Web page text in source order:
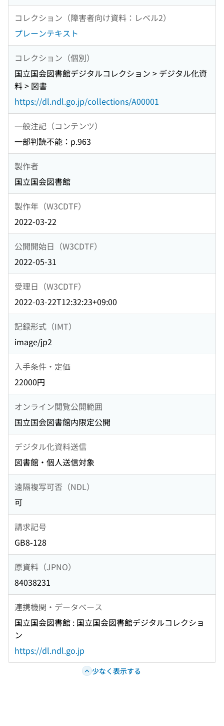
コレクション（障害者向け資料：レベル2）
プレーンテキスト
コレクション（個別）
国立国会図書館デジタルコレクション > デジタル化資
料 > 図書
https://dl.ndl.go.jp/collections/A00001
一般注記（コンテンツ）
一部判読不能：p.963
製作者
国立国会図書館
製作年（W3CDTF）
2022-03-22
公開開始日（W3CDTF）
2022-05-31
受理日（W3CDTF）
2022-03-22T12:32:23+09:00
記録形式（IMT）
image/jp2
入手条件・定価
22000円
オンライン閲覧公開範囲
国立国会図書館内限定公開
デジタル化資料送信
図書館・個人送信対象
遠隔複写可否（NDL）
可
請求記号
GB8-128
原資料（JPNO）
84038231
連携機関・データベース
国立国会図書館 : 国立国会図書館デジタルコレクショ
ン
https://dl.ndl.go.jp
少なく表示する